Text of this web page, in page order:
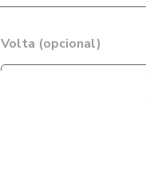
Volta (opcional)